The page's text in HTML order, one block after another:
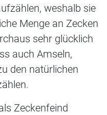
weshalb sie
Menge an Zecken
sehr glücklich
auch Amseln,
den natürlichen
Zeckenfeind